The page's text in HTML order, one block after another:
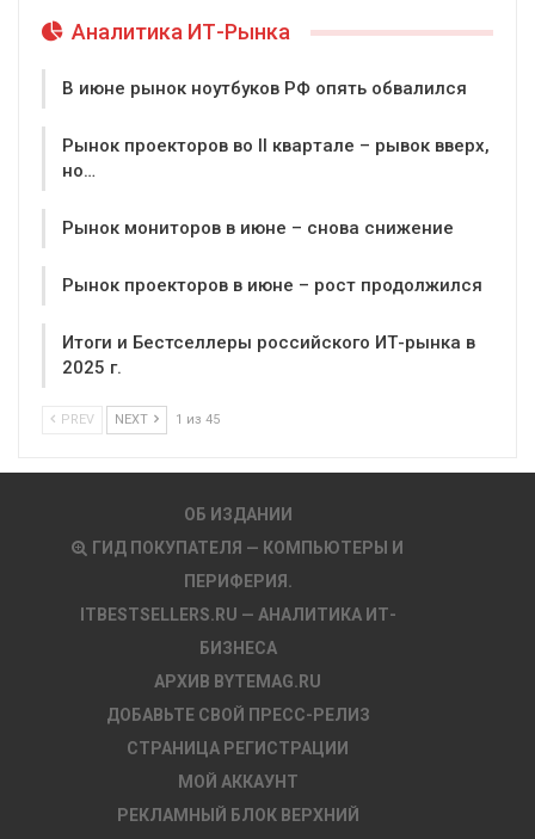
Аналитика ИТ-Рынка
В июне рынок ноутбуков РФ опять обвалился
Рынок проекторов во II квартале – рывок вверх,
но…
Рынок мониторов в июне – снова снижение
Рынок проекторов в июне – рост продолжился
Итоги и Бестселлеры российского ИТ-рынка в
2025 г.
PREV NEXT 1 из 45
ОБ ИЗДАНИИ
ГИД ПОКУПАТЕЛЯ — КОМПЬЮТЕРЫ И
ПЕРИФЕРИЯ.
ITBESTSELLERS.RU — АНАЛИТИКА ИТ-
БИЗНЕСА
АРХИВ BYTEMAG.RU
ДОБАВЬТЕ СВОЙ ПРЕСС-РЕЛИЗ
СТРАНИЦА РЕГИСТРАЦИИ
МОЙ АККАУНТ
РЕКЛАМНЫЙ БЛОК ВЕРХНИЙ